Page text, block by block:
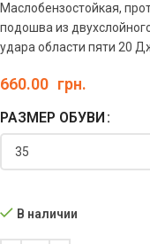
Маслобензостойкая,
подошва из
удара области пяти 20
660.00 грн.
РАЗМЕР ОБУВИ
В наличии